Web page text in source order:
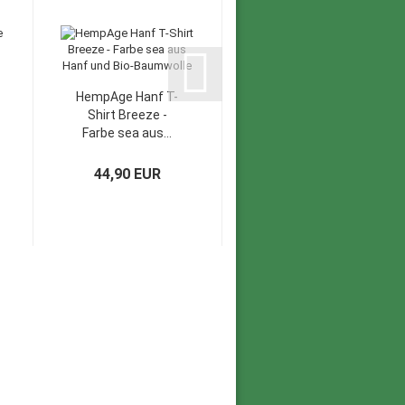
HempAge Hanf T-
Shirt Breeze -
Farbe sea aus...
44,90 EUR